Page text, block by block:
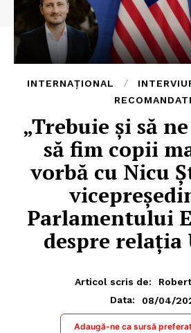
INTERNAȚIONAL
„Trebuie și să
să fim copii
vorbă cu Nicu
Parlamentului
despre relația
Articol scris de:
Data:
08/04/
Adaugă-ne ca sursă